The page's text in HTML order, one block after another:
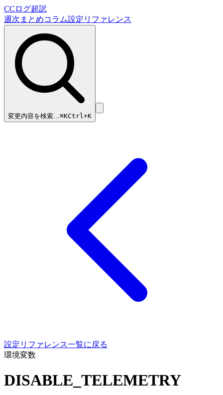
CCログ超訳
週次まとめコラム設定リファレンス
変更内容を検索…⌘KCtrl+K
設定リファレンス一覧に戻る
環境変数
DISABLE_TELEMETRY